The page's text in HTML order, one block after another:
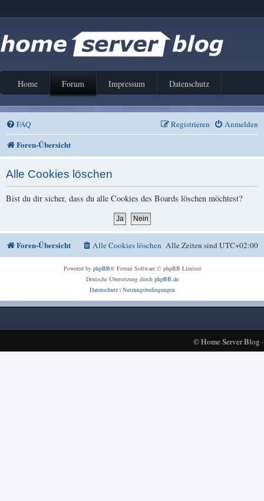
Home Forum Impressum Datenschutz
FAQ Anmelden
Registrieren
Foren-Übersicht
Alle Cookies löschen
Bist du dir sicher, dass du alle Cookies des Boards löschen möchtest?
Foren-Übersicht Alle Zeiten sindUTC+02:00
Alle Cookies löschen
Powered by phpBB® Forum Software © phpBB Limited
Deutsche Übersetzung durch phpBB.de
Datenschutz| Nutzungsbedingungen
©Home Server Blog